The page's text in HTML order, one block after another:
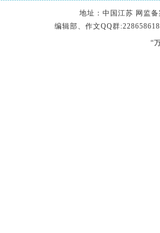
地址：中国江苏 网监
编辑部、作文QQ群
“